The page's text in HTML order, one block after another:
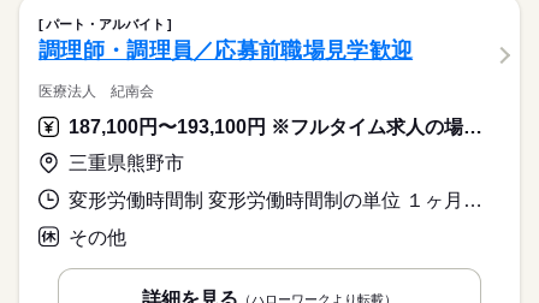
パート・アルバイト
調理師・調理員／応募前職場見学歓迎
医療法人 紀南会
187,100円〜193,100円 ※フルタイム求人の場合は月額（換算額）、パート求人の場合は時間額を表示しています。
三重県熊野市
変形労働時間制 変形労働時間制の単位 １ヶ月単位 就業時間１ 6時00分〜14時45分 就業時間２ 8時30分〜17時15分 就業時間３ 10時30分〜19時15分 就業時間に関する特記事項 就業時間続き
その他
詳細を見る （ハローワークより転載）